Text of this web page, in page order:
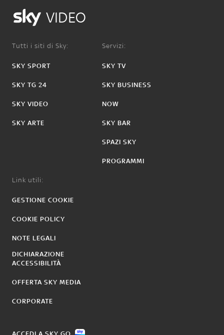
VIDEO
Tutti i siti di Sky:
SKY SPORT
SKY TG 24
SKY VIDEO
SKY ARTE
Servizi:
SKY TV
SKY BUSINESS
NOW
SKY BAR
SPAZI SKY
PROGRAMMI
Link utili:
GESTIONE COOKIE
COOKIE POLICY
NOTE LEGALI
DICHIARAZIONE
ACCESSIBILITÀ
OFFERTA SKY MEDIA
CORPORATE